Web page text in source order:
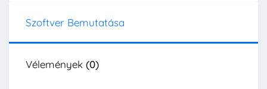
Szoftver Bemutatása
Vélemények (0)